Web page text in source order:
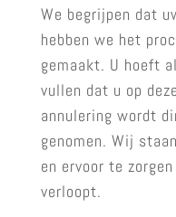
We begrijpen dat
hebben we het
gemaakt. U hoeft
vullen dat u op
annulering wordt
genomen. Wij
en ervoor te
verloopt.